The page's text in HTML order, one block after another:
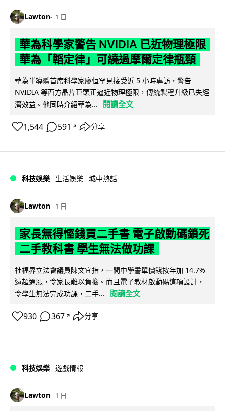
Lawton 1 日
華為科學家警告 NVIDIA 已近物理極限
華為「韜定律」可繞過摩爾定律瓶頸
華為半導體首席科學家廖恒罕見接受近 5 小時專訪，警告
NVIDIA 等西方晶片巨頭正逼近物理極限，傳統製程升級已失經
濟效益。他同時介紹華為...
閱讀全文
1,544 591 ↗ 分享
科技娛樂 生活娛樂 城中熱話
Lawton 1 日
家長無得慳錢買二手書 電子啟動碼鎖死
二手教科書 學生無法做功課
社福界立法會議員陳文宜指，一間中學書單價錢按年加 14.7%
遠超通漲，令家長難以負擔。而且電子教材啟動碼這項設計，
令學生無法完成功課，二手...
閱讀全文
930 367 ↗ 分享
科技娛樂 遊戲情報
Lawton 1 日